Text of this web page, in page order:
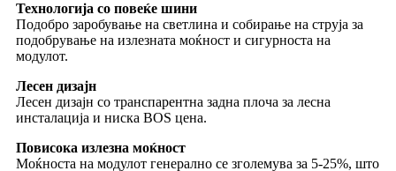
Технологија со повеќе шини
Подобро заробување на светлина и собирање на струја за
подобрување на излезната моќност и сигурноста на
модулот.
Лесен дизајн
Лесен дизајн со транспарентна задна плоча за лесна
инсталација и ниска BOS цена.
Повисока излезна моќност
Моќноста на модулот генерално се зголемува за 5-25%, што